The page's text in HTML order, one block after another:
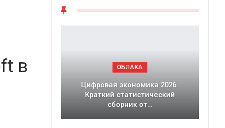
в
ОБЛАКА
Цифровая экономика 2026.
Краткий статистический
сборник от…